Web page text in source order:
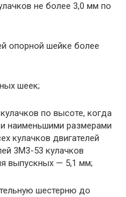
не более 3,0 мм по
опорной шейке более
шеек;
по высоте, когда
наименьшими размерами
кулачков двигателей
3M3-53 кулачков
выпускных — 5,1 мм;
шестерню до